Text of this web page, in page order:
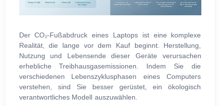
Der CO₂-Fußabdruck eines Laptops ist eine komplexe
Realität, die lange vor dem Kauf beginnt. Herstellung,
Nutzung und Lebensende dieser Geräte verursachen
erhebliche Treibhausgasemissionen. Indem Sie die
verschiedenen Lebenszyklusphasen eines Computers
verstehen, sind Sie besser gerüstet, ein ökologisch
verantwortliches Modell auszuwählen.